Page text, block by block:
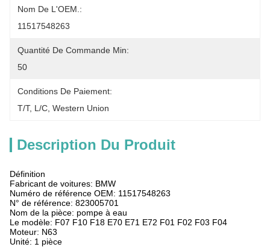
Nom De L'OEM.:
11517548263
Quantité De Commande Min:
50
Conditions De Paiement:
T/T, L/C, Western Union
Description Du Produit
Définition
Fabricant de voitures: BMW
Numéro de référence OEM: 11517548263
N° de référence: 823005701
Nom de la pièce: pompe à eau
Le modèle: F07 F10 F18 E70 E71 E72 F01 F02 F03 F04
Moteur: N63
Unité: 1 pièce